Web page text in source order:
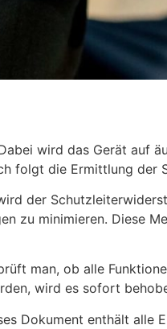
wird das Gerät auf
folgt die Ermittlung
der
zu minimieren. Diese
man, ob alle
wird es sofort
Dokument enthält alle